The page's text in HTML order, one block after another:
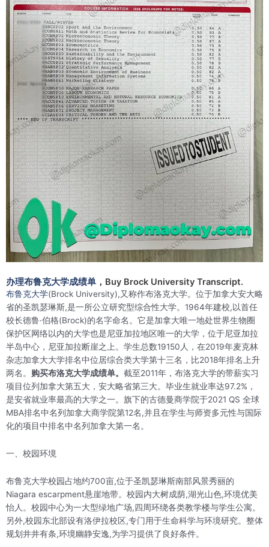
办理布鲁克大学成绩单 ，Buy Brock University Transcript.
布鲁克大学(Brock University),又称作布洛克大学。位于加拿大安大略
省的圣凯瑟琳斯,是一所公立研究型综合性大学。1964年建校,以首任
校长德鲁·伯格(Brock)的名字命名。它是加拿大唯一地处世界生物圈
保护区网络以内的大学也是尼亚加拉地区唯一的大学，位于尼亚加拉
半岛中心，尼亚加拉断崖之上。学生总数19150人，在2019年麦克林
杂志加拿大大学排名中位居综合类大学第十三名，比2018年排名上升
两名。 购买布洛克大学成绩单。 截至2011年，布洛克大学的带薪实习
项目位列加拿大第五大，安大略省第三大。毕业生就业率达97.2%，
是安省就业率最高的大学之一。旗下的古德曼商学院于2021 QS 全球
MBA排名中名列加拿大商学院第12名,并且在学生与师资多元性与国际
化的项目中排名中名列加拿大第一名。
一、校园环境
布鲁克大学校园占地约700亩,位于圣凯瑟琳斯南部风景秀丽的
Niagara escarpment悬崖地带。校园内大树成荫,湖光山色,环境优美
怡人。校园中心为一大型绿地广场,四周环绕各类教学楼与学生公寓。
另外,校园东北部设有洛伊拉校区,专门用于生命科学与环境研究。整体
规划井井有条,环境幽静安逸,为学习提供了良好条件。